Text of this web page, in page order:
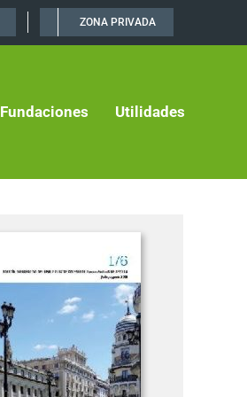
ZONA PRIVADA
Fundaciones Utilidades